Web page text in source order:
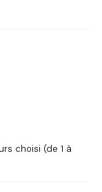
choisi (de 1 à